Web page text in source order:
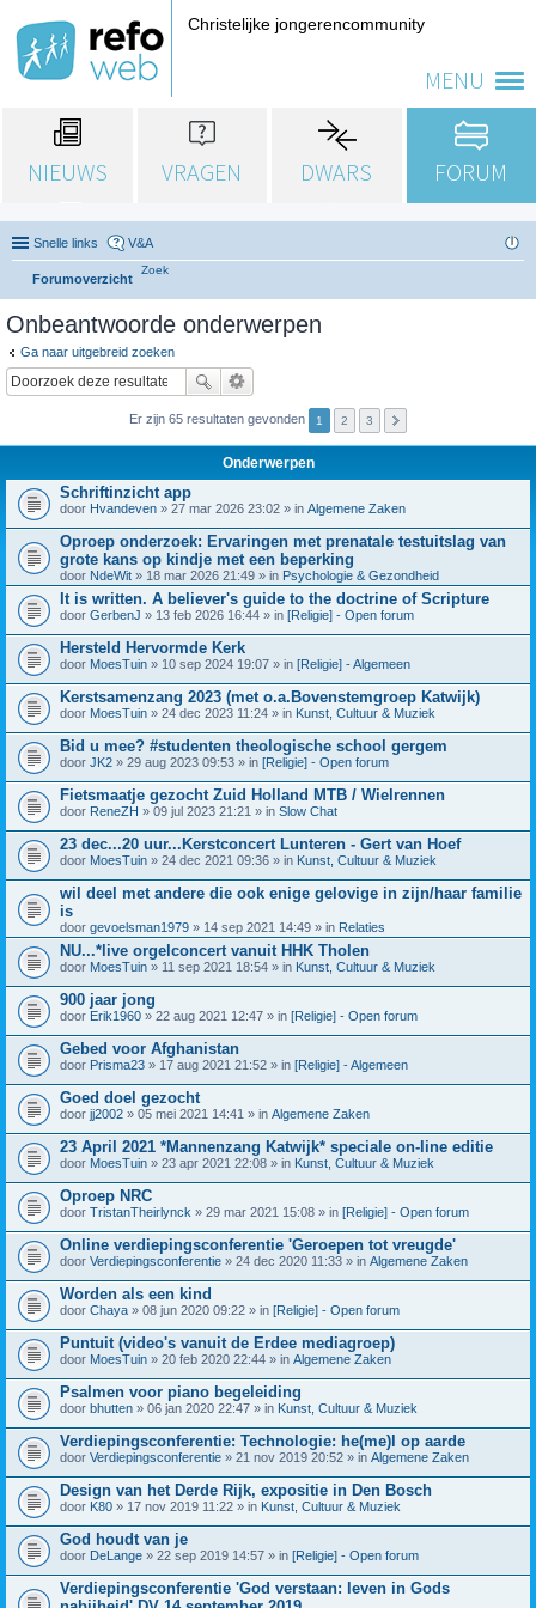
MENU
Christelijke jongerencommunity
NIEUWS VRAGEN DWARS FORUM
Snelle links V&A
Forumoverzicht
Zoek
Onbeantwoorde onderwerpen
Ga naar uitgebreid zoeken
Er zijn 65 resultaten gevonden 1 2 3
Onderwerpen
Schriftinzicht app
door Hvandeven » 27 mar 2026 23:02 » in Algemene Zaken
Oproep onderzoek: Ervaringen met prenatale testuitslag van
grote kans op kindje met een beperking
door NdeWit » 18 mar 2026 21:49 » in Psychologie & Gezondheid
It is written. A believer's guide to the doctrine of Scripture
door GerbenJ » 13 feb 2026 16:44 » in [Religie] - Open forum
Hersteld Hervormde Kerk
door MoesTuin » 10 sep 2024 19:07 » in [Religie] - Algemeen
Kerstsamenzang 2023 (met o.a.Bovenstemgroep Katwijk)
door MoesTuin » 24 dec 2023 11:24 » in Kunst, Cultuur & Muziek
Bid u mee? #studenten theologische school gergem
door JK2 » 29 aug 2023 09:53 » in [Religie] - Open forum
Fietsmaatje gezocht Zuid Holland MTB / Wielrennen
door ReneZH » 09 jul 2023 21:21 » in Slow Chat
23 dec...20 uur...Kerstconcert Lunteren - Gert van Hoef
door MoesTuin » 24 dec 2021 09:36 » in Kunst, Cultuur & Muziek
wil deel met andere die ook enige gelovige in zijn/haar familie
is
door gevoelsman1979 » 14 sep 2021 14:49 » in Relaties
NU...*live orgelconcert vanuit HHK Tholen
door MoesTuin » 11 sep 2021 18:54 » in Kunst, Cultuur & Muziek
900 jaar jong
door Erik1960 » 22 aug 2021 12:47 » in [Religie] - Open forum
Gebed voor Afghanistan
door Prisma23 » 17 aug 2021 21:52 » in [Religie] - Algemeen
Goed doel gezocht
door jj2002 » 05 mei 2021 14:41 » in Algemene Zaken
23 April 2021 *Mannenzang Katwijk* speciale on-line editie
door MoesTuin » 23 apr 2021 22:08 » in Kunst, Cultuur & Muziek
Oproep NRC
door TristanTheirlynck » 29 mar 2021 15:08 » in [Religie] - Open forum
Online verdiepingsconferentie 'Geroepen tot vreugde'
door Verdiepingsconferentie » 24 dec 2020 11:33 » in Algemene Zaken
Worden als een kind
door Chaya » 08 jun 2020 09:22 » in [Religie] - Open forum
Puntuit (video's vanuit de Erdee mediagroep)
door MoesTuin » 20 feb 2020 22:44 » in Algemene Zaken
Psalmen voor piano begeleiding
door bhutten » 06 jan 2020 22:47 » in Kunst, Cultuur & Muziek
Verdiepingsconferentie: Technologie: he(me)l op aarde
door Verdiepingsconferentie » 21 nov 2019 20:52 » in Algemene Zaken
Design van het Derde Rijk, expositie in Den Bosch
door K80 » 17 nov 2019 11:22 » in Kunst, Cultuur & Muziek
God houdt van je
door DeLange » 22 sep 2019 14:57 » in [Religie] - Open forum
Verdiepingsconferentie 'God verstaan: leven in Gods